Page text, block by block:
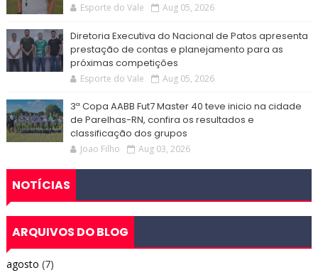
Esporte do Vale Aug 05, 2026
Diretoria Executiva do Nacional de Patos apresenta
prestação de contas e planejamento para as
próximas competições
Esporte do Vale Aug 05, 2026
3ª Copa AABB Fut7 Master 40 teve inicio na cidade
de Parelhas-RN, confira os resultados e
classificação dos grupos
Joao Filho Aug 03, 2026
NOTÍCIAS
ARQUIVOS DO BLOG
agosto (7)